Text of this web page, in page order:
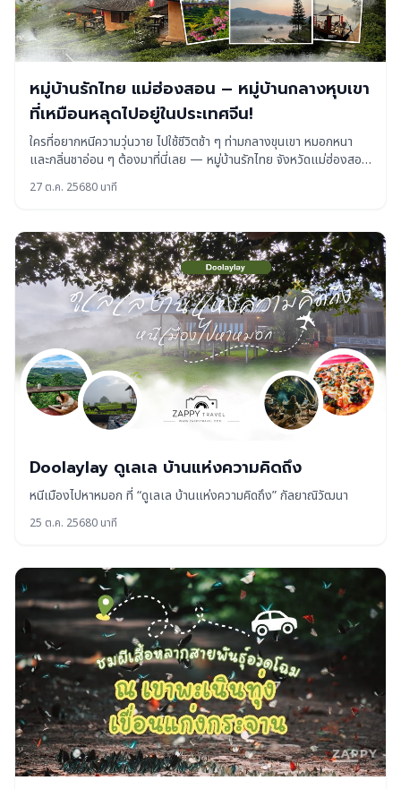
หมู่บ้านรักไทย แม่ฮ่องสอน – หมู่บ้านกลางหุบเขา
ที่เหมือนหลุดไปอยู่ในประเทศจีน!
ใครที่อยากหนีความวุ่นวาย ไปใช้ชีวิตช้า ๆ ท่ามกลางขุนเขา หมอกหนา
และกลิ่นชาอ่อน ๆ ต้องมาที่นี่เลย — หมู่บ้านรักไทย จังหวัดแม่ฮ่องสอน
หมู่บ้านเล็ก ๆ ที่อบอวลไปด้วยกลิ่นอายวัฒนธรรมจีนยูนนาน ผสมกับ
ธรรมชาติสวยจนใจละลาย
27 ต.ค. 25680 นาที
Doolaylay ดูเลเล บ้านแห่งความคิดถึง
หนีเมืองไปหาหมอก ที่ “ดูเลเล บ้านแห่งความคิดถึง” กัลยาณิวัฒนา
25 ต.ค. 25680 นาที